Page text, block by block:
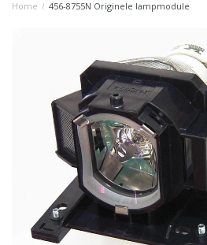
Home / 456-8755N Originele lampmodule